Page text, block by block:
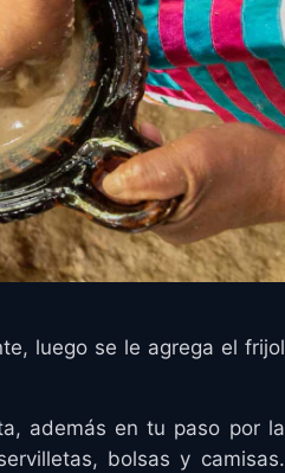
luego se le agrega el frijol
además en tu paso por la
bolsas y camisas.